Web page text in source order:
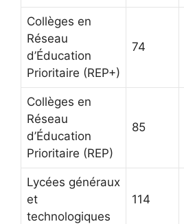
Collèges en
Réseau
d’Éducation
Prioritaire (REP+)
74
Collèges en
Réseau
d’Éducation
Prioritaire (REP)
85
Lycées généraux
et
technologiques
114